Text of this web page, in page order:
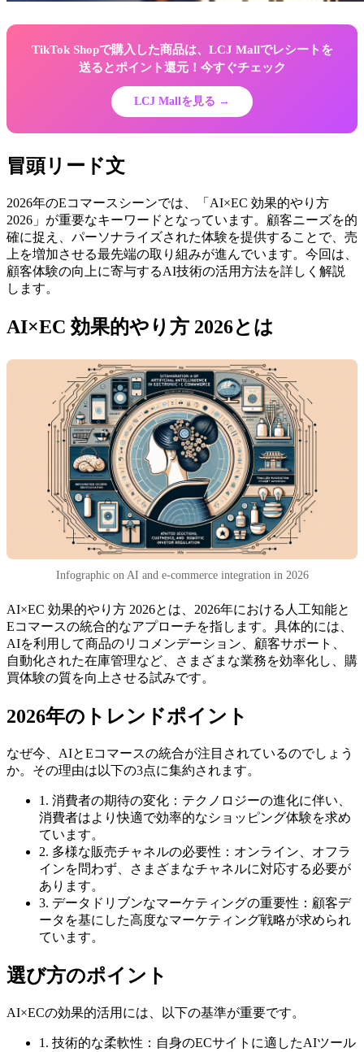
TikTok Shopで購入した商品は、LCJ Mallでレシートを
送るとポイント還元！今すぐチェック
LCJ Mallを見る →
冒頭リード文
2026年のEコマースシーンでは、「AI×EC 効果的やり方
2026」が重要なキーワードとなっています。顧客ニーズを的
確に捉え、パーソナライズされた体験を提供することで、売
上を増加させる最先端の取り組みが進んでいます。今回は、
顧客体験の向上に寄与するAI技術の活用方法を詳しく解説
します。
AI×EC 効果的やり方 2026とは
Infographic on AI and e-commerce integration in 2026
AI×EC 効果的やり方 2026とは、2026年における人工知能と
Eコマースの統合的なアプローチを指します。具体的には、
AIを利用して商品のリコメンデーション、顧客サポート、
自動化された在庫管理など、さまざまな業務を効率化し、購
買体験の質を向上させる試みです。
2026年のトレンドポイント
なぜ今、AIとEコマースの統合が注目されているのでしょう
か。その理由は以下の3点に集約されます。
1. 消費者の期待の変化：テクノロジーの進化に伴い、
消費者はより快適で効率的なショッピング体験を求め
ています。
2. 多様な販売チャネルの必要性：オンライン、オフラ
インを問わず、さまざまなチャネルに対応する必要が
あります。
3. データドリブンなマーケティングの重要性：顧客デ
ータを基にした高度なマーケティング戦略が求められ
ています。
選び方のポイント
AI×ECの効果的活用には、以下の基準が重要です。
1. 技術的な柔軟性：自身のECサイトに適したAIツール